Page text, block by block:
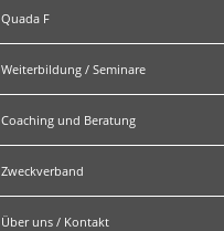
Quada F
Weiterbildung / Seminare
Coaching und Beratung
Zweckverband
Über uns / Kontakt